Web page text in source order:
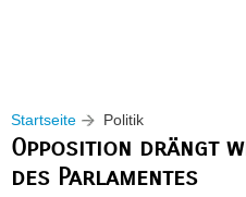
Startseite Politik
Opposition drängt
des Parlamentes